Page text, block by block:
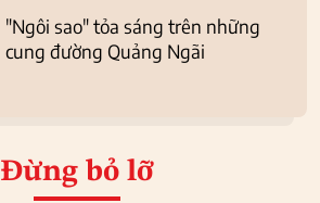
"Ngôi sao" tỏa sáng trên những
cung đường Quảng Ngãi
Đừng bỏ lỡ